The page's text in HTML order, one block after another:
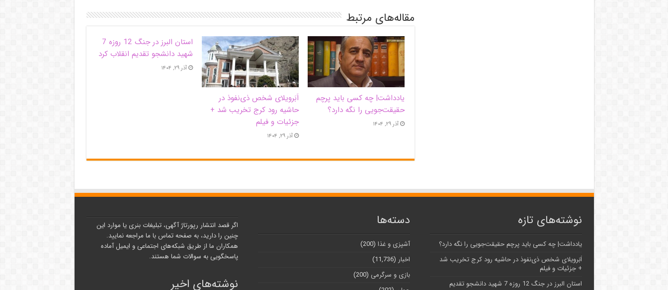
مقاله‌های مرتبط
یادداشت| ‌چه کسی باید پرچم
حقیقت‌جویی را نگه دارد؟
آذر ۲۹, ۱۴۰۴
اَبَر‌ویلای شخص ذی‌نفوذ در
حاشیه‌ رود کرج تخریب شد +
جزئیات و فیلم
آذر ۲۹, ۱۴۰۴
استان البرز در جنگ 12 روزه 7
شهید دانشجو تقدیم انقلاب کرد
آذر ۲۹, ۱۴۰۴
نوشته‌های تازه
یادداشت| ‌چه کسی باید پرچم حقیقت‌جویی را نگه دارد؟
اَبَر‌ویلای شخص ذی‌نفوذ در حاشیه‌ رود کرج تخریب شد
+ جزئیات و فیلم
استان البرز در جنگ 12 روزه 7 شهید دانشجو تقدیم
دسته‌ها
آشپزی و غذا (200)
اخبار (11,736)
بازی و سرگرمی (200)
اگر قصد انتشار رپورتاژ آگهی، تبلیغات بنری یا موارد این
چنین را دارید، به صفحه تماس با ما مراجعه نمایید.
همکاران ما از طریق شبکه‌های اجتماعی و ایمیل آماده
پاسخگویی به سوالات شما هستند.
نوشته‌های اخیر